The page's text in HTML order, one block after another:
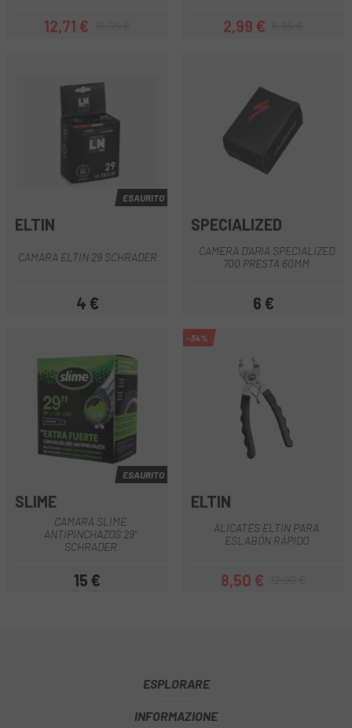
Prezzo
12,71 €Prezzo base Prezzo
2,99 €Prezzo base
ESAURITO
ELTIN
CAMARA ELTIN 29 SCHRADER
Prezzo
4 €
SPECIALIZED
CAMERA D'ARIA SPECIALIZED
700 PRESTA 60MM
Prezzo
6 €
ESAURITO
SLIME
CAMARA SLIME
ANTIPINCHAZOS 29"
SCHRADER
Prezzo
15 €
-34%
ELTIN
ALICATES ELTIN PARA
ESLABÓN RÁPIDO
Prezzo
8,50 €Prezzo base
ESPLORARE
INFORMAZIONE